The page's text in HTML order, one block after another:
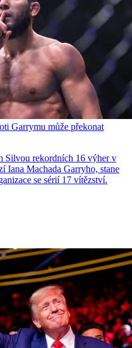
Garrymu může překonat
Silvou rekordních 16 výher v
Iana Machada Garryho, stane
se sérií 17 vítězství.